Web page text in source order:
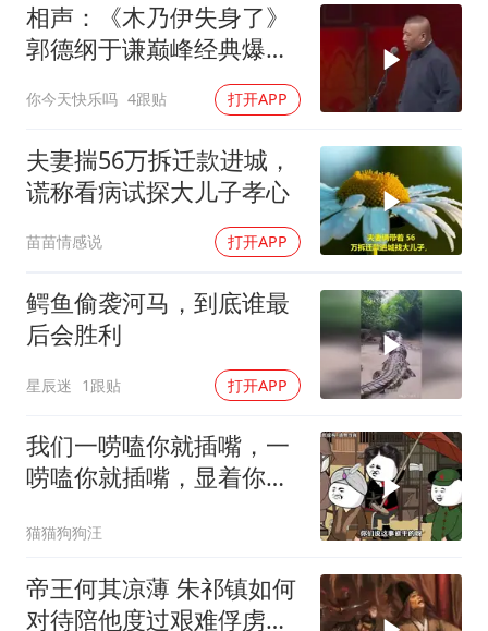
相声：《木乃伊失身了》
郭德纲于谦巅峰经典爆笑
你今天快乐吗 4跟贴 打开APP
夫妻揣56万拆迁款进城，
谎称看病试探大儿子孝心
苗苗情感说 打开APP
鳄鱼偷袭河马，到底谁最
后会胜利
星辰迷 1跟贴 打开APP
我们一唠嗑你就插嘴，一
唠嗑你就插嘴，显着你
猫猫狗狗汪
帝王何其凉薄 朱祁镇如何
对待陪他度过艰难俘虏生